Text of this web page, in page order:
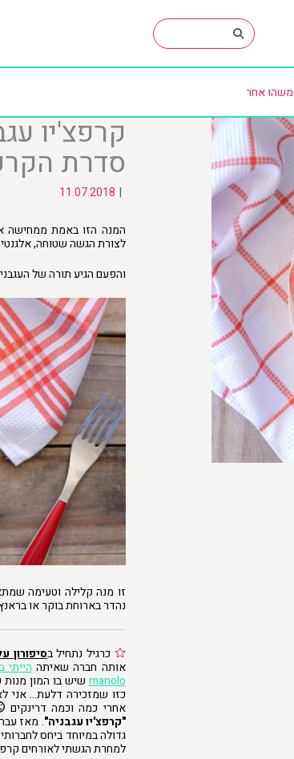
משהו אחר
קרפצ'יו
סדרת
|
11.07.2018
המנה הזו באמת ממחישה
לצורת הגשה שטוחה,
והפעם הגיע תורה של
זו מנה קלילה וטעימה
נהדר בארוחת בוקר או
כרגיל נתחיל בסיפורון
אותה חברה שאיתה הייתי
manolo שיש בו המון מנות
כזו שמזכירה דלעת… אני
אחרי כמה וכמה דרינקים
"קרפצ'יו עגבניה". מאז
גדולה במיוחד ביחס
למחרת הגשתי לאורחים